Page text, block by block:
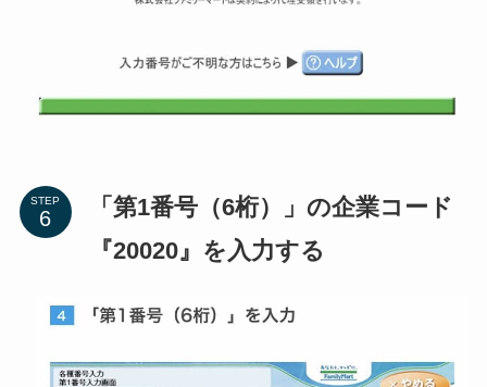
STEP
「第1番号（6桁）」の企業コード
『20020』を入力する